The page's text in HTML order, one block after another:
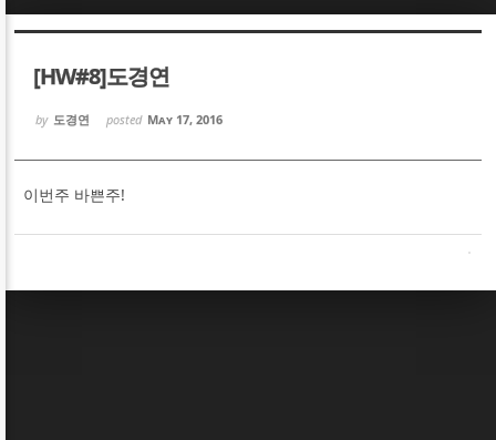
[HW#8]도경연
by 도경연 posted May 17, 2016
이번주 바쁜주!
Sketchbook5, 스케치북5
Sketchbook5, 스케치북5
Sketchbook5, 스케치북5
Sketchbook5, 스케치북5